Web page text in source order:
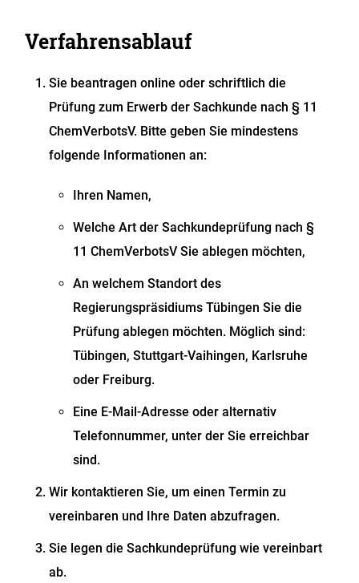
Verfahrensablauf
Sie beantragen online oder schriftlich die
Prüfung zum Erwerb der Sachkunde nach § 11
ChemVerbotsV. Bitte geben Sie mindestens
folgende Informationen an:
Ihren Namen,
Welche Art der Sachkundeprüfung nach §
11 ChemVerbotsV Sie ablegen möchten,
An welchem Standort des
Regierungspräsidiums Tübingen Sie die
Prüfung ablegen möchten. Möglich sind:
Tübingen, Stuttgart-Vaihingen, Karlsruhe
oder Freiburg.
Eine E-Mail-Adresse oder alternativ
Telefonnummer, unter der Sie erreichbar
sind.
Wir kontaktieren Sie, um einen Termin zu
vereinbaren und Ihre Daten abzufragen.
Sie legen die Sachkundeprüfung wie vereinbart
ab.